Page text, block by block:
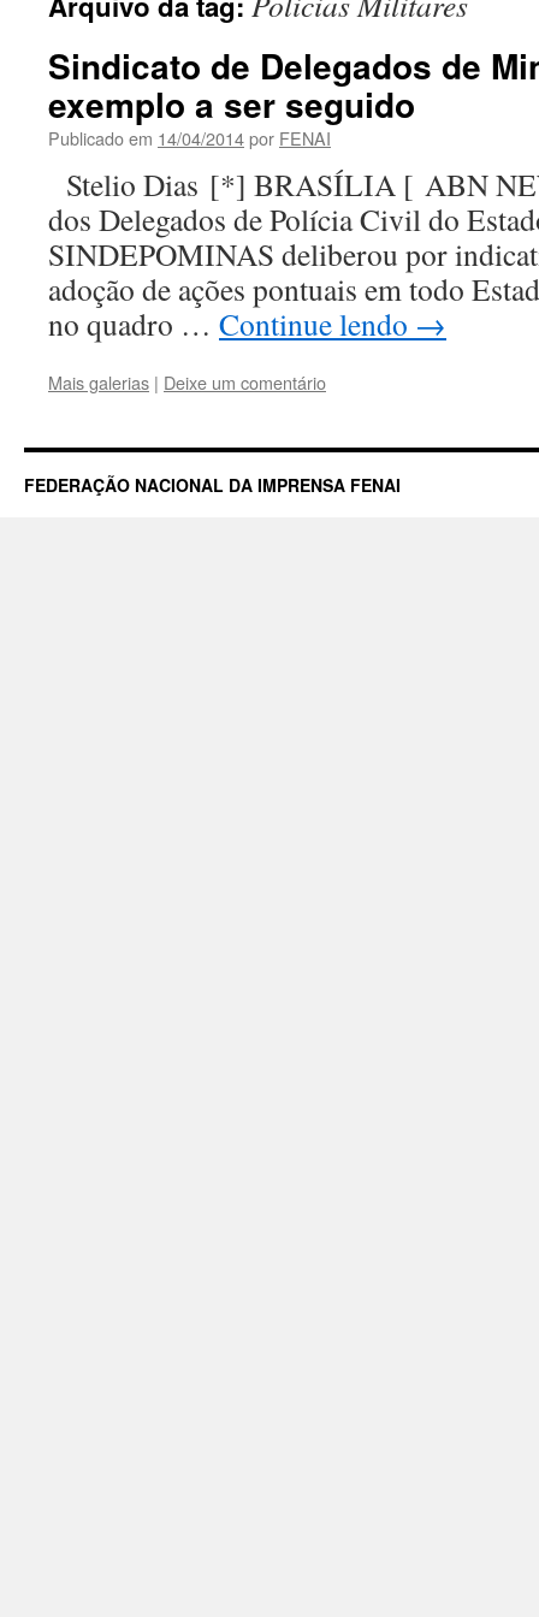
Sindicato de Delegados de
exemplo a ser seguido
Publicado em 14/04/2014por FENAI
Stelio Dias [*] BRASÍLIA [ ABN
dos Delegados de Polícia Civil do
SINDEPOMINAS deliberou por
adoção de ações pontuais em todo
no quadro … Continue lendo →
Mais galerias | Deixe um comentário
FEDERAÇÃO NACIONAL DA IMPRENSA FENAI